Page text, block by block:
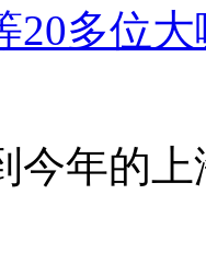
20多位
今年的